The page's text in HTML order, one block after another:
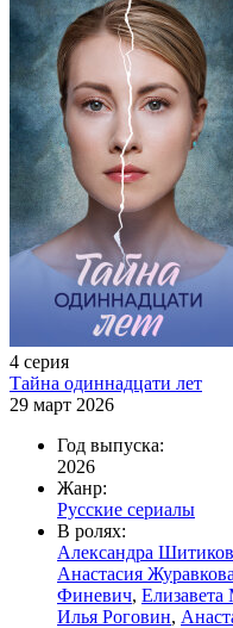
4 серия
Тайна одиннадцати лет
29 март 2026
Год выпуска:
2026
Жанр:
Русские сериалы
В ролях:
Александра
Анастасия Журавкова
Финевич, Елизавета
Илья Роговин,